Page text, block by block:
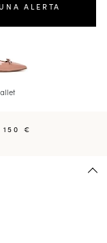
ALERTA
150 €